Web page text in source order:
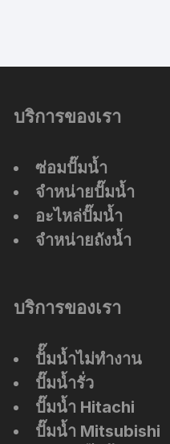
บริการของเรา
ซ่อมปั๊มน้ำ
จำหน่ายปั๊มน้ำ
อะไหล่ปั๊มน้ำ
จำหน่ายถังน้ำ
บริการของเรา
ปัั๊มน้ำไม่ทำงาน
ปั๊มน้ำรั่ว
ปั๊มน้ำ Hitachi
ปั๊มน้ำ Mitsubishi